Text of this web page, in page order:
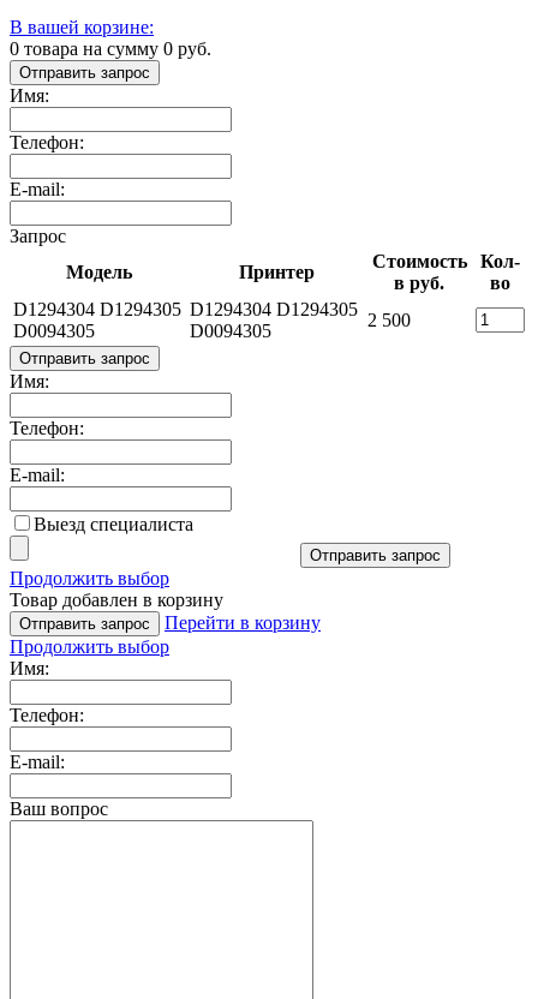
В вашей корзине:
0 товара на сумму 0 руб.
Отправить запрос
Имя:
Телефон:
E-mail:
Запрос
Модель
Принтер
Стоимость
в руб.
Кол-
во
D1294304 D1294305
D0094305
D1294304 D1294305
D0094305
2 500
Отправить запрос
Имя:
Телефон:
E-mail:
Выезд специалиста
Отправить запрос
Продолжить выбор
Товар добавлен в корзину
Отправить запрос
Перейти в корзину
Продолжить выбор
Имя:
Телефон:
E-mail:
Ваш вопрос